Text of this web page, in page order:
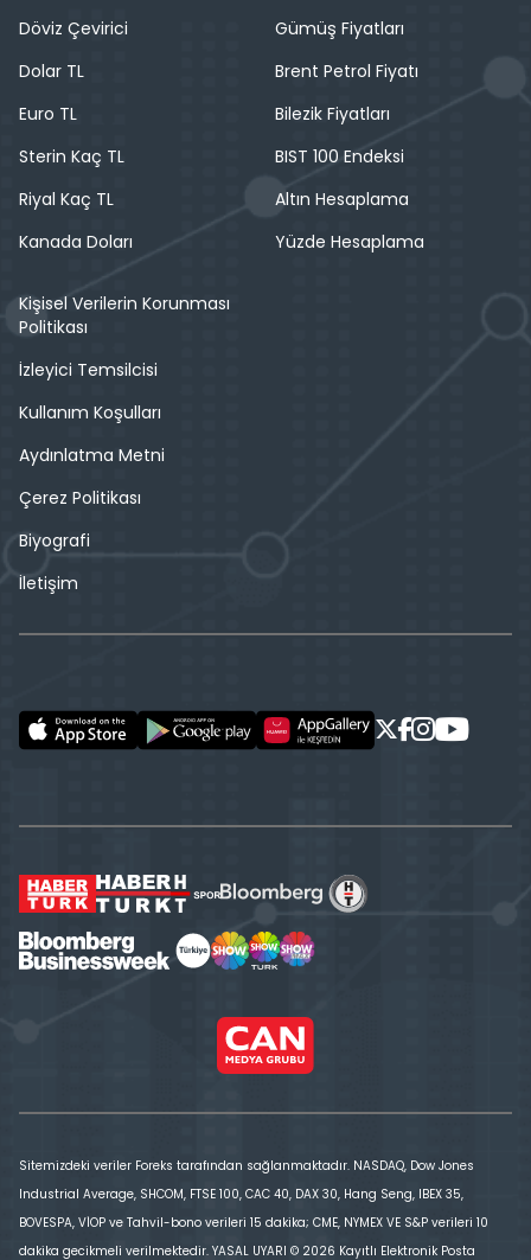
Döviz Çevirici
Dolar TL
Euro TL
Sterin Kaç TL
Riyal Kaç TL
Kanada Doları
Gümüş Fiyatları
Brent Petrol Fiyatı
Bilezik Fiyatları
BIST 100 Endeksi
Altın Hesaplama
Yüzde Hesaplama
Kişisel Verilerin Korunması
Politikası
İzleyici Temsilcisi
Kullanım Koşulları
Aydınlatma Metni
Çerez Politikası
Biyografi
İletişim
Sitemizdeki veriler Foreks tarafından sağlanmaktadır. NASDAQ, Dow Jones
Industrial Average, SHCOM, FTSE 100, CAC 40, DAX 30, Hang Seng, IBEX 35,
BOVESPA, VİOP ve Tahvil-bono verileri 15 dakika; CME, NYMEX VE S&P verileri 10
dakika gecikmeli verilmektedir. YASAL UYARI © 2026 Kayıtlı Elektronik Posta